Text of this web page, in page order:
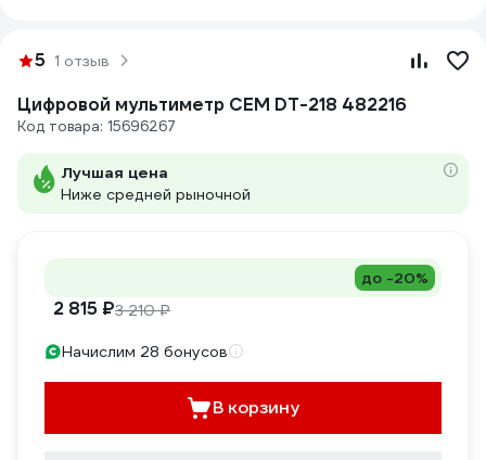
5 1 отзыв
Цифровой мультиметр СЕМ DT-218 482216
Код товара: 15696267
Лучшая цена
Ниже средней рыночной
до -20%
2 815 ₽3 210 ₽
Начислим 28 бонусов
В корзину